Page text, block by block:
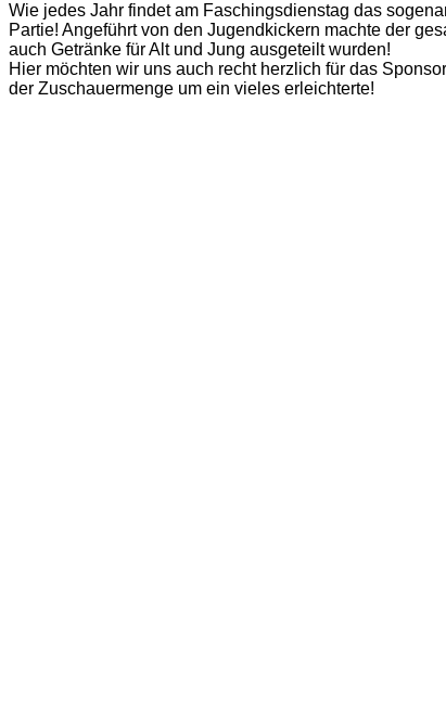
Wie jedes Jahr findet am Faschingsdienstag das
Partie! Angeführt von den Jugendkickern machte der
auch Getränke für Alt und Jung ausgeteilt wurden!
Hier möchten wir uns auch recht herzlich für das
der Zuschauermenge um ein vieles erleichterte!